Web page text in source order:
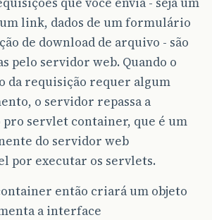
link, dados de um formulário
de download de arquivo - são
pelo servidor web. Quando o
da requisição requer algum
o servidor repassa a
servlet container, que é um
do servidor web
por executar os servlets.
então criará um objeto
a interface